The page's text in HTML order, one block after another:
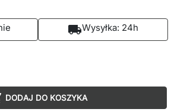
local_shippingWysyłka: 24h
DODAJ DO KOSZYKA